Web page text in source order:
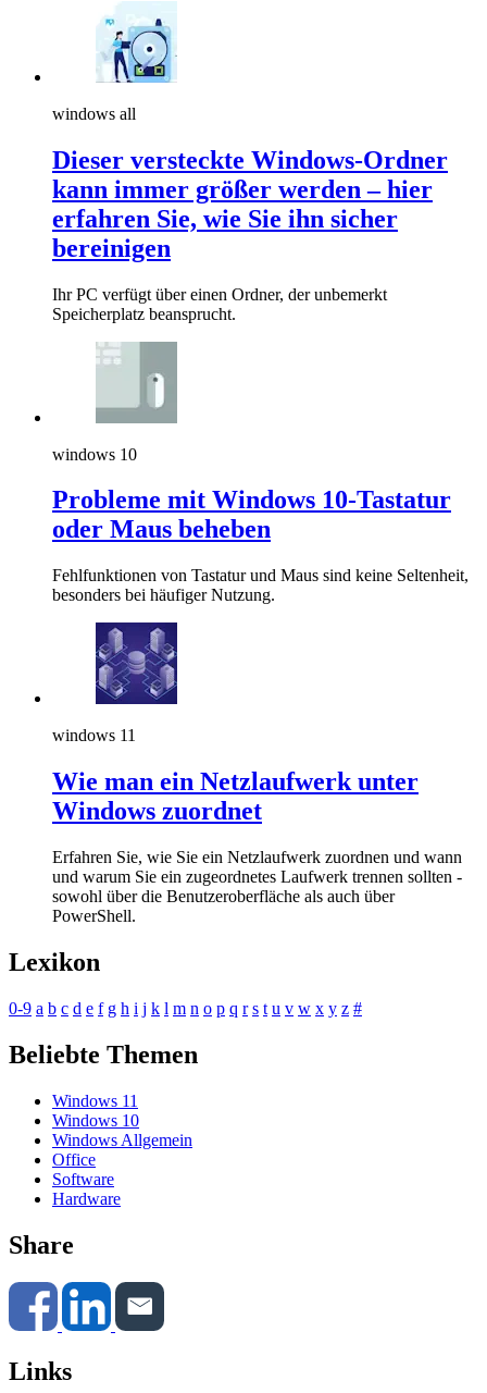
windows all
Dieser versteckte Windows-Ordner
kann immer größer werden – hier
erfahren Sie, wie Sie ihn sicher
bereinigen
Ihr PC verfügt über einen Ordner, der unbemerkt
Speicherplatz beansprucht.
windows 10
Probleme mit Windows 10-Tastatur
oder Maus beheben
Fehlfunktionen von Tastatur und Maus sind keine Seltenheit,
besonders bei häufiger Nutzung.
windows 11
Wie man ein Netzlaufwerk unter
Windows zuordnet
Erfahren Sie, wie Sie ein Netzlaufwerk zuordnen und wann
und warum Sie ein zugeordnetes Laufwerk trennen sollten -
sowohl über die Benutzeroberfläche als auch über
PowerShell.
Lexikon
0-9 a b c d e f g h i j k l m n o p q r s t u v w x y z #
Beliebte Themen
Windows 11
Windows 10
Windows Allgemein
Office
Software
Hardware
Share
Links